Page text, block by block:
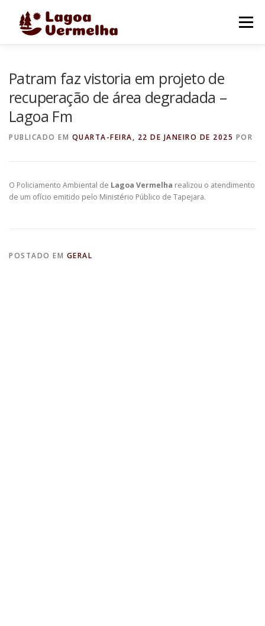
Menu
FALE CONOSCO
Patram faz vistoria em projeto de
recuperação de área degradada –
Lagoa Fm
PUBLICADO EM QUARTA-FEIRA, 22 DE JANEIRO DE 2025 POR
O Policiamento Ambiental de Lagoa Vermelha realizou o atendimento
de um ofício emitido pelo Ministério Público de Tapejara.
POSTADO EM GERAL